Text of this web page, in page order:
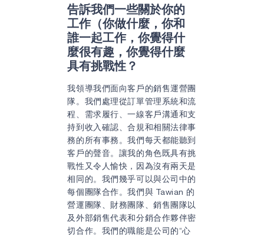
告訴我們一些關於你的
工作（你做什麼，你和
誰一起工作，你覺得什
麼很有趣，你覺得什麼
具有挑戰性？
我領導我們面向客戶的銷售運營團
隊。我們處理從訂單管理系統和流
程、需求履行、一線客戶溝通和支
持到收入確認、合規和相關法律事
務的所有事務。我們每天都能聽到
客戶的聲音。讓我的角色既具有挑
戰性又令人愉快，因為沒有兩天是
相同的。我們幾乎可以與公司中的
每個團隊合作。我們與 Tawian 的
營運團隊、財務團隊、銷售團隊以
及外部銷售代表和分銷合作夥伴密
切合作。我們的職能是公司的“心